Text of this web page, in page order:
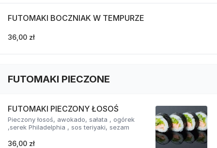
FUTOMAKI BOCZNIAK W TEMPURZE
36,00 zł
FUTOMAKI PIECZONE
FUTOMAKI PIECZONY ŁOSOŚ
Pieczony łosoś, awokado, sałata , ogórek
,serek Philadelphia , sos teriyaki, sezam
36,00 zł